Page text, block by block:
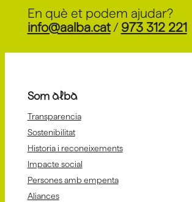
En què et podem ajudar?
info@aalba.cat/ 973 312 221
Som alba
Transparencia
Sostenibilitat
Historia i reconeixements
Impacte social
Persones amb empenta
Aliances